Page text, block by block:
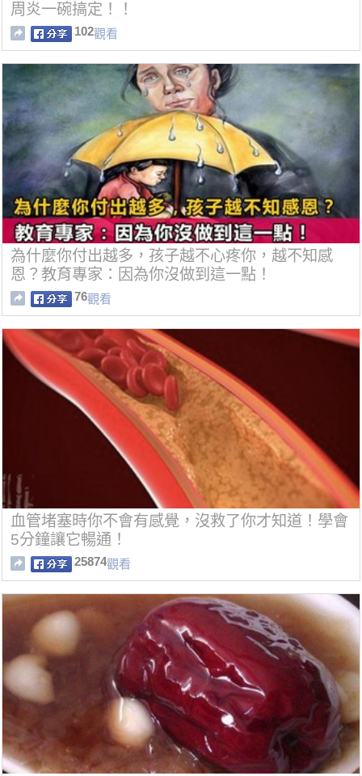
周炎一碗搞定！！
102觀看
為什麼你付出越多，孩子越不心疼你，越不知感
恩？教育專家：因為你沒做到這一點！
76觀看
血管堵塞時你不會有感覺，沒救了你才知道！學會
5分鐘讓它暢通！
25874觀看